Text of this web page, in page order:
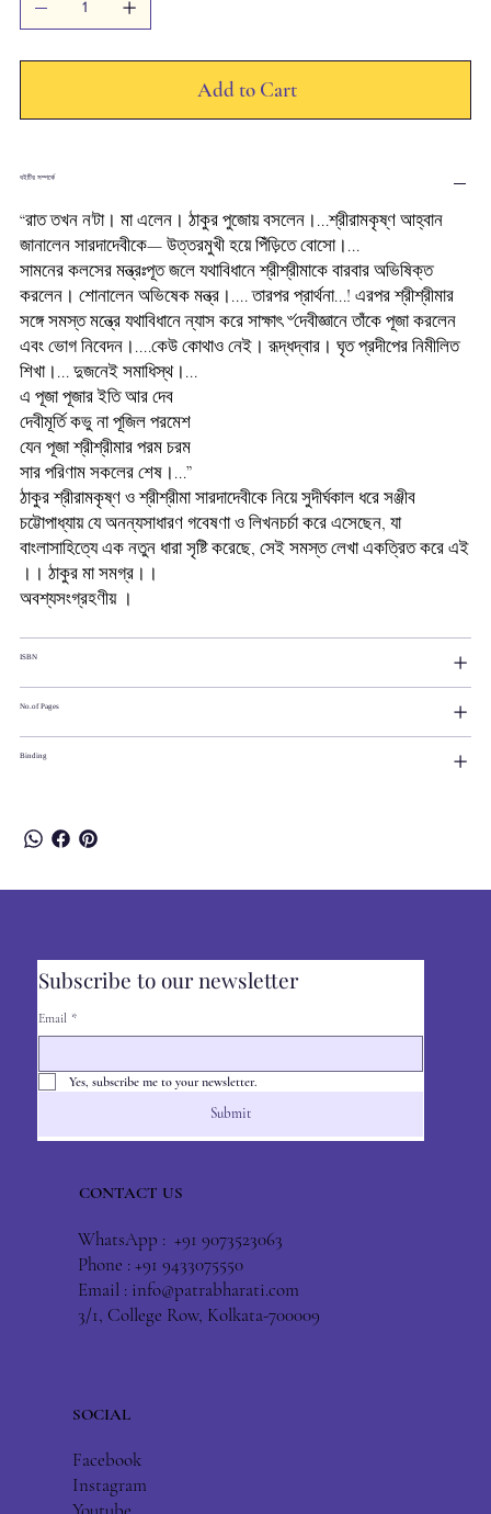
Add to Cart
বইটির সম্পর্কে
“রাত তখন ন'টা। মা এলেন। ঠাকুর পুজোয় বসলেন।...শ্রীরামকৃষ্ণ আহ্বান
জানালেন সারদাদেবীকে— উত্তরমুখী হয়ে পিঁড়িতে বোসো।...
সামনের কলসের মন্ত্রঃপূত জলে যথাবিধানে শ্রীশ্রীমাকে বারবার অভিষিক্ত
করলেন। শোনালেন অভিষেক মন্ত্র।.... তারপর প্রার্থনা...! এরপর শ্রীশ্রীমার
সঙ্গে সমস্ত মন্ত্রে যথাবিধানে ন্যাস করে সাক্ষাৎ ৺দেবীজ্ঞানে তাঁকে পূজা করলেন
এবং ভোগ নিবেদন।....কেউ কোথাও নেই। রূদ্ধদ্বার। ঘৃত প্রদীপের নিমীলিত
শিখা।... দুজনেই সমাধিস্থ।...
এ পূজা পূজার ইতি আর দেব
দেবীমূর্তি কভু না পূজিল পরমেশ
যেন পূজা শ্রীশ্রীমার পরম চরম
সার পরিণাম সকলের শেষ।...”
ঠাকুর শ্রীরামকৃষ্ণ ও শ্রীশ্রীমা সারদাদেবীকে নিয়ে সুদীর্ঘকাল ধরে সঞ্জীব
চট্টোপাধ্যায় যে অনন্যসাধারণ গবেষণা ও লিখনচর্চা করে এসেছেন, যা
বাংলাসাহিত্যে এক নতুন ধারা সৃষ্টি করেছে, সেই সমস্ত লেখা একত্রিত করে এই
।। ঠাকুর মা সমগ্র।।
অবশ্যসংগ্রহণীয় ।
ISBN
No.of Pages
Binding
Subscribe to our newsletter
Email *
Yes, subscribe me to your newsletter.
Submit
CONTACT US
WhatsApp : +91 9073523063
Phone : +91 9433075550
Email : info@patrabharati.com
3/1, College Row, Kolkata-700009
SOCIAL
Facebook
Instagram